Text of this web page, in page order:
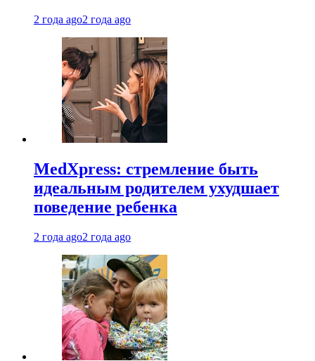
2 года ago2 года ago
MedXpress: стремление быть
идеальным родителем ухудшает
поведение ребенка
2 года ago2 года ago